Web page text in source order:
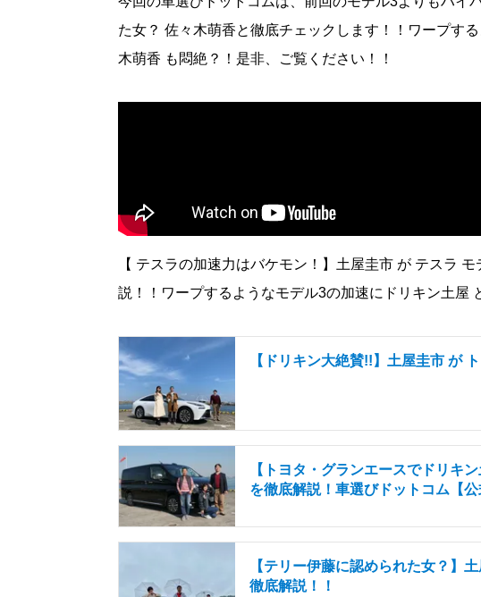
た女？ 佐々木萌香と徹底チェックします！！ワープす
木萌香 も悶絶？！是非、ご覧ください！！
【 テスラの加速力はバケモン！】土屋圭市 が テスラ
説！！ワープするようなモデル3の加速にドリキン土屋
【ドリキン大絶賛!!】土屋圭市 が
【トヨタ・グランエースでドリキ
を徹底解説！車選びドットコム【公
【テリー伊藤に認められた女？】
徹底解説！！